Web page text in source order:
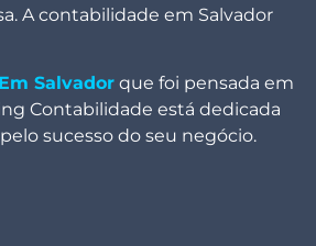
A contabilidade em Salvador
Salvadorque foi pensada em
Contabilidade está dedicada
sucesso do seu negócio.